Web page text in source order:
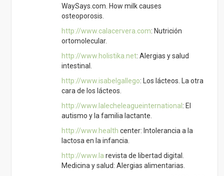
http://www.la
Medicina y salud: Alergias alimentarias.
RESPONDER
MANEL
17/12/2016 a las 19:02
Elena, no todos los médicos pensamos
como tú, afortunadamente:
https://pubmed.ncbi.nlm.nih.gov/24247817
/
https://pubmed.ncbi.nlm.nih.gov/9224182/
https://pubmed.ncbi.nlm.nih.gov/15939853